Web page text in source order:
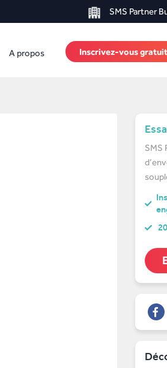
SMS Partner
Inscrivez-vous
A propos
SMS